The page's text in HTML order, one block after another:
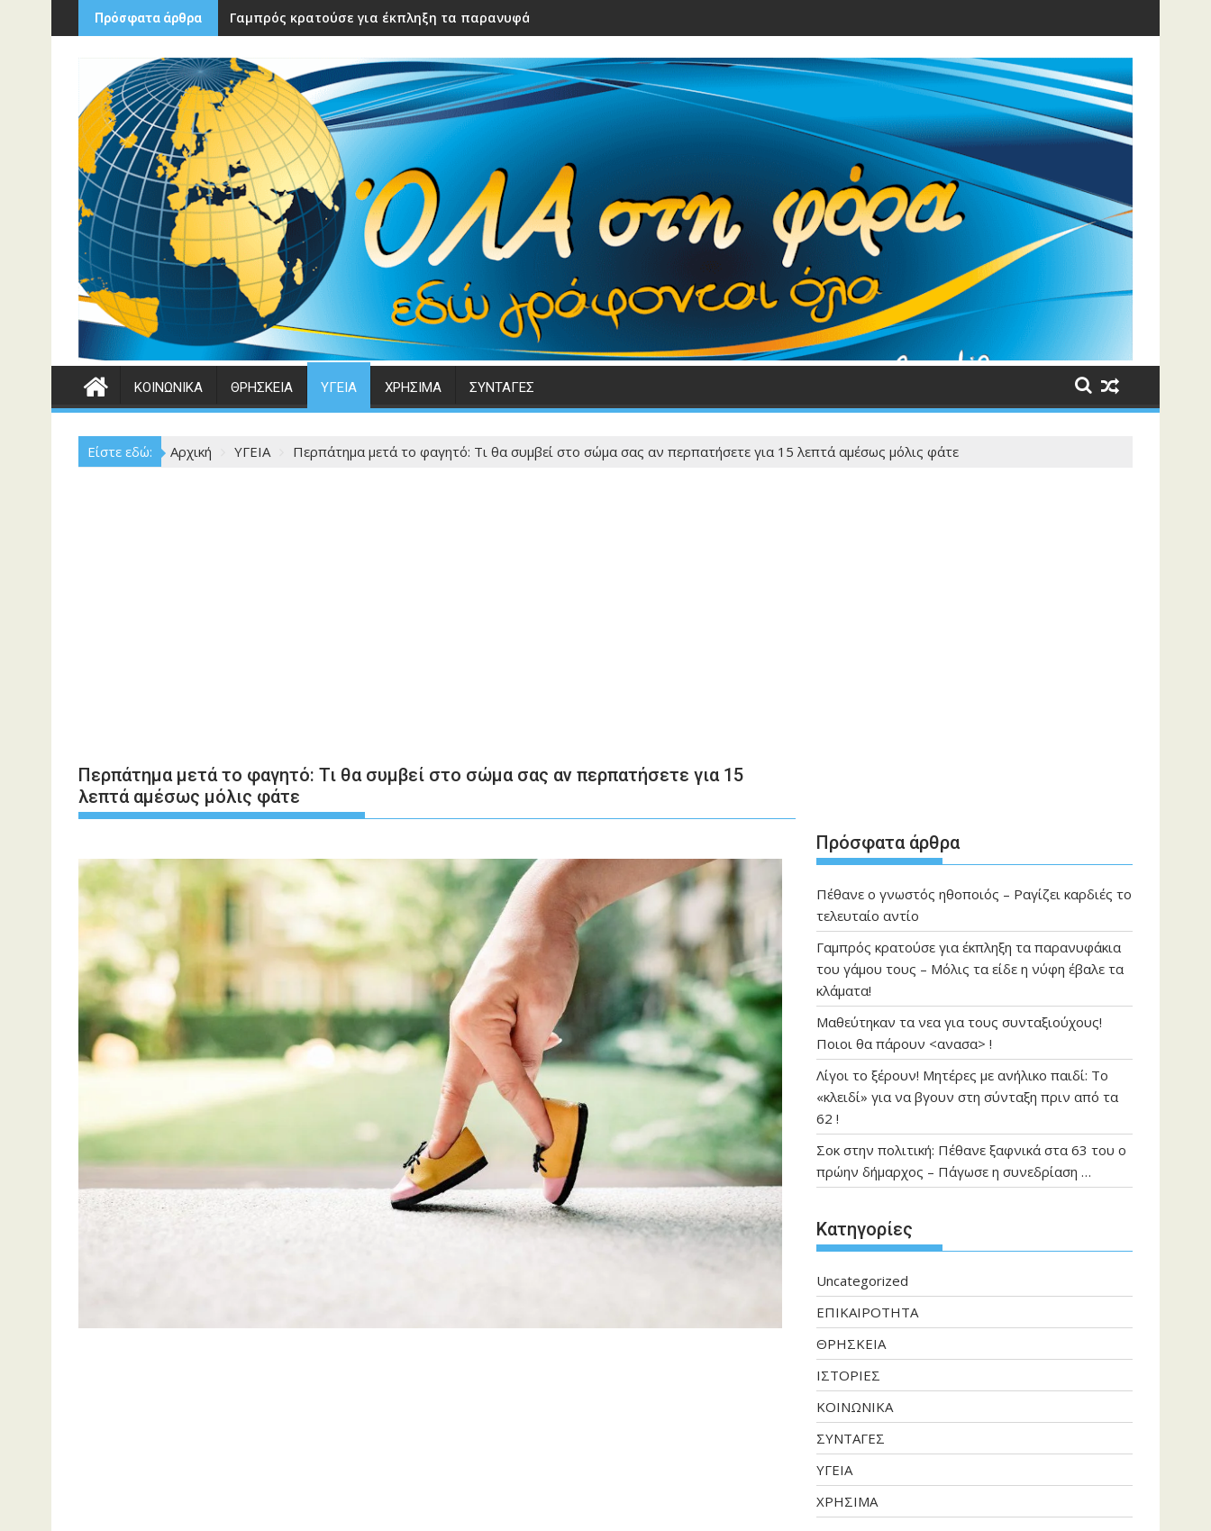
Περάστε
στο
περιεχόμενο
Πρόσφατα άρθρα Γαμπρός κρατούσε για έκπληξη τα παρανυφάκια του γάμου τους – Μόλις τα είδε η νύφη έβαλε τα κλάματα!
ΚΟΙΝΩΝΙΚΑ ΘΡΗΣΚΕΙΑ ΥΓΕΙΑ ΧΡΗΣΙΜΑ ΣΥΝΤΑΓΕΣ
Είστε εδώ: Αρχική ΥΓΕΙΑ Περπάτημα μετά το φαγητό: Τι θα συμβεί στο σώμα σας αν περπατήσετε για 15 λεπτά αμέσως μόλις φάτε
Περπάτημα μετά το φαγητό: Τι θα συμβεί στο σώμα σας αν περπατήσετε για 15
λεπτά αμέσως μόλις φάτε
Πρόσφατα άρθρα
Πέθανε ο γνωστός ηθοποιός – Ραγίζει καρδιές το
τελευταίο αντίο
Γαμπρός κρατούσε για έκπληξη τα παρανυφάκια
του γάμου τους – Μόλις τα είδε η νύφη έβαλε τα
κλάματα!
Μαθεύτηκαν τα νεα για τους συνταξιούχους!
Ποιοι θα πάρουν <ανασα> !
Λίγοι το ξέρουν! Μητέρες με ανήλικο παιδί: Το
«κλειδί» για να βγουν στη σύνταξη πριν από τα
62 !
Σοκ στην πολιτική: Πέθανε ξαφνικά στα 63 του ο
πρώην δήμαρχος – Πάγωσε η συνεδρίαση …
Kατηγορίες
Uncategorized
ΕΠΙΚΑΙΡΟΤΗΤΑ
ΘΡΗΣΚΕΙΑ
ΙΣΤΟΡΙΕΣ
ΚΟΙΝΩΝΙΚΑ
ΣΥΝΤΑΓΕΣ
ΥΓΕΙΑ
ΧΡΗΣΙΜΑ